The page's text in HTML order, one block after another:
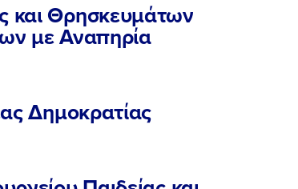
και Θρησκευμάτων
με Αναπηρία
Δημοκρατίας